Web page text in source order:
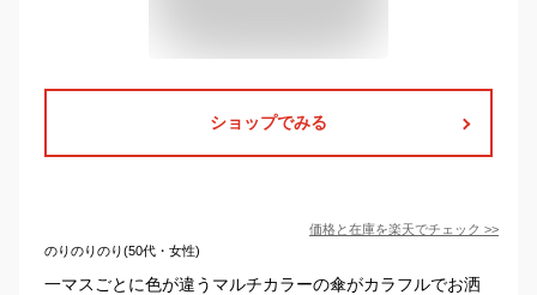
ショップでみる
価格と在庫を楽天でチェック >>
のりのりのり(50代・女性)
一マスごとに色が違うマルチカラーの傘がカラフルでお洒